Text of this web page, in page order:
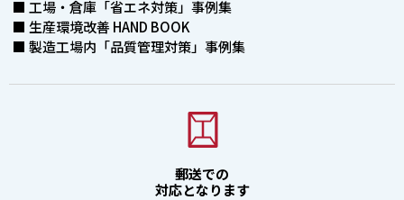
■ 工場・倉庫「省エネ対策」事例集
■ 生産環境改善 HAND BOOK
■ 製造工場内「品質管理対策」事例集
郵送での
対応となります